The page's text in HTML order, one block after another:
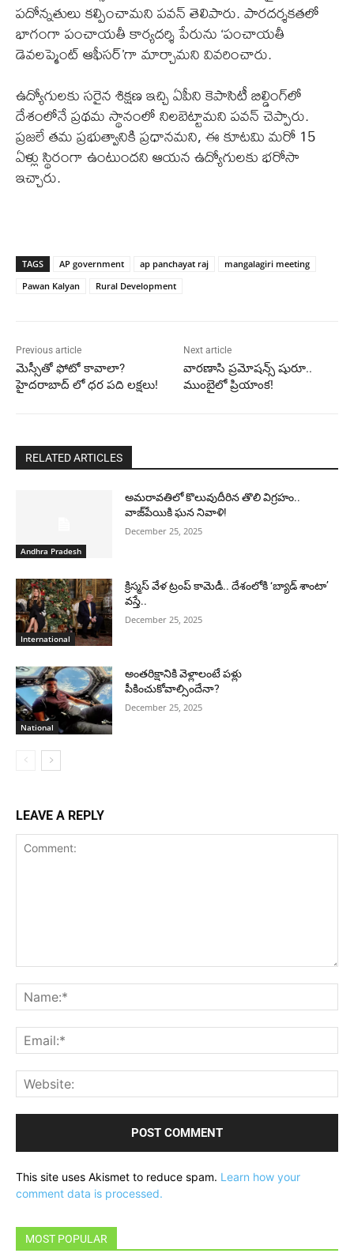
పదోన్నతులు కల్పించామని పవన్ తెలిపారు. పారదర్శకతలో
భాగంగా పంచాయతీ కార్యదర్శి పేరును ‘పంచాయతీ
డెవలప్మెంట్ ఆఫీసర్’గా మార్చామని వివరించారు.
ఉద్యోగులకు సరైన శిక్షణ ఇచ్చి ఏపీని కెపాసిటీ బిల్డింగ్‌లో
దేశంలోనే ప్రథమ స్థానంలో నిలబెట్టామని పవన్ చెప్పారు.
ప్రజలే తమ ప్రభుత్వానికి ప్రధానమని, ఈ కూటమి మరో 15
ఏళ్లు స్థిరంగా ఉంటుందని ఆయన ఉద్యోగులకు భరోసా
ఇచ్చారు.
TAGS AP government ap panchayat raj
mangalagiri meeting
Pawan Kalyan
Rural Development
Previous article
మెస్సీతో ఫోటో కావాలా?
హైదరాబాద్ లో ధర పది లక్షలు!
Next article
వారణాసి ప్రమోషన్స్ షురూ..
ముంబైలో ప్రియాంక!
RELATED ARTICLES
Andhra Pradesh
అమరావతిలో కొలువుదీరిన తొలి విగ్రహం..
వాజ్‌పేయికి ఘన నివాళి!
December 25, 2025
International
క్రిస్మస్ వేళ ట్రంప్ కామెడీ.. దేశంలోకి ‘బ్యాడ్ శాంటా’
వస్తే..
December 25, 2025
National
అంతరిక్షానికి వెళ్లాలంటే పళ్లు
పీకించుకోవాల్సిందేనా?
December 25, 2025
LEAVE A REPLY
This site uses Akismet to reduce spam. Learn how your
comment data is processed.
MOST POPULAR